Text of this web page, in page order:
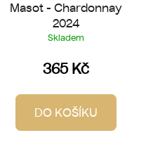
Masot - Chardonnay
2024
Skladem
365 Kč
DO KOŠÍKU